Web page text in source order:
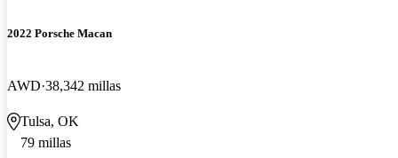
2022 Porsche Macan
AWD 38,342 millas
Tulsa, OK
79 millas